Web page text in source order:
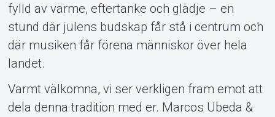
fylld av värme, eftertanke och glädje – en
stund där julens budskap får stå i centrum och
där musiken får förena människor över hela
landet.
Varmt välkomna, vi ser verkligen fram emot att
dela denna tradition med er. Marcos Ubeda &